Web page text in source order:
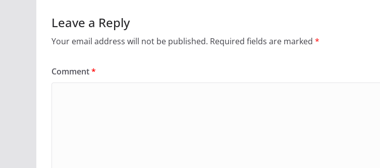
Leave a Reply
Your email address will not be published. Required fields are marked *
Comment*